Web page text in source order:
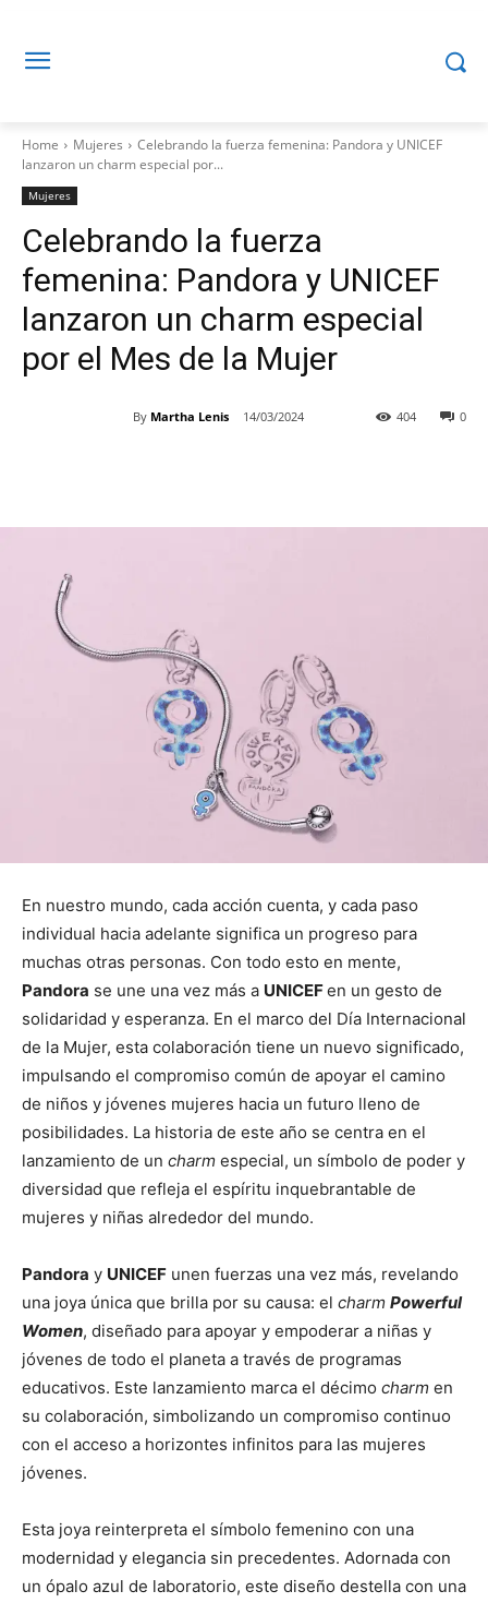
Home Mujeres
Celebrando la fuerza femenina: Pandora y UNICEF
lanzaron un charm especial por...
Mujeres
Celebrando la fuerza
femenina: Pandora y UNICEF
lanzaron un charm especial
por el Mes de la Mujer
By Martha Lenis 14/03/2024 0
404
En nuestro mundo, cada acción cuenta, y cada paso
individual hacia adelante significa un progreso para
muchas otras personas. Con todo esto en mente,
Pandora se une una vez más a UNICEFen un gesto de
solidaridad y esperanza. En el marco del Día Internacional
de la Mujer, esta colaboración tiene un nuevo significado,
impulsando el compromiso común de apoyar el camino
de niños y jóvenes mujeres hacia un futuro lleno de
posibilidades. La historia de este año se centra en el
lanzamiento de un charm especial, un símbolo de poder y
diversidad que refleja el espíritu inquebrantable de
mujeres y niñas alrededor del mundo.
Pandora y UNICEF unen fuerzas una vez más, revelando
una joya única que brilla por su causa: el charm Powerful
Women, diseñado para apoyar y empoderar a niñas y
jóvenes de todo el planeta a través de programas
educativos. Este lanzamiento marca el décimo charm en
su colaboración, simbolizando un compromiso continuo
con el acceso a horizontes infinitos para las mujeres
jóvenes.
Esta joya reinterpreta el símbolo femenino con una
modernidad y elegancia sin precedentes. Adornada con
un ópalo azul de laboratorio, este diseño destella con una